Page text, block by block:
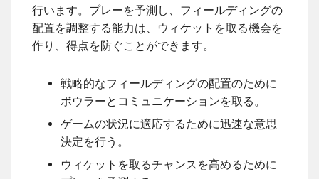
行います。プレーを予測し、フィールディングの
配置を調整する能力は、ウィケットを取る機会を
作り、得点を防ぐことができます。
戦略的なフィールディングの配置のために
ボウラーとコミュニケーションを取る。
ゲームの状況に適応するために迅速な意思
決定を行う。
ウィケットを取るチャンスを高めるために